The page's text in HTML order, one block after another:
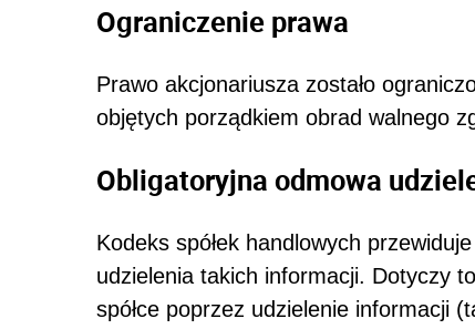
Ograniczenie prawa
Prawo akcjonariusza zostało
objętych porządkiem obrad walnego
Obligatoryjna odmowa
Kodeks spółek handlowych
udzielenia takich informacji. Dotyczy
spółce poprzez udzielenie informacji